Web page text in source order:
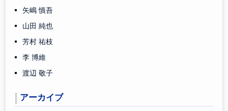
矢嶋 慎吾
山田 純也
芳村 祐枝
李 博維
渡辺 敬子
アーカイブ